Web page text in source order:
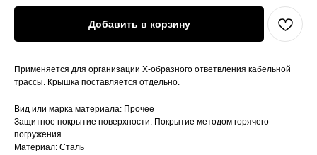
Добавить в корзину
Применяется для организации Х-образного ответвления кабельной
трассы. Крышка поставляется отдельно.
Вид или марка материала: Прочее
Защитное покрытие поверхности: Покрытие методом горячего
погружения
Материал: Сталь